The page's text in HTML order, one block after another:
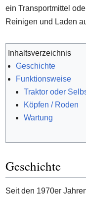
ein Transportmittel
Reinigen und Laden
Inhaltsverzeichnis
Geschichte
Funktionsweise
Traktor oder
Köpfen / Roden
Wartung
Geschichte
Seit den 1970er